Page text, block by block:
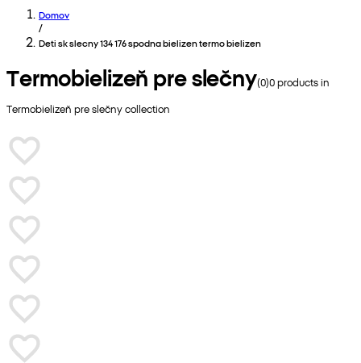
Domov
/
Deti sk slecny 134 176 spodna bielizen termo bielizen
Termobielizeň pre slečny(0)0products in
Termobielizeň pre slečnycollection